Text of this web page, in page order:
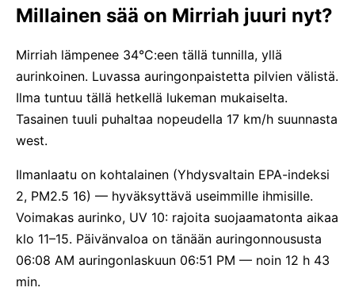
Millainen sää on Mirriah juuri nyt?
Mirriah lämpenee 34°C:een tällä tunnilla, yllä
aurinkoinen. Luvassa auringonpaistetta pilvien välistä.
Ilma tuntuu tällä hetkellä lukeman mukaiselta.
Tasainen tuuli puhaltaa nopeudella 17 km/h suunnasta
west.
Ilmanlaatu on kohtalainen (Yhdysvaltain EPA-indeksi
2, PM2.5 16) — hyväksyttävä useimmille ihmisille.
Voimakas aurinko, UV 10: rajoita suojaamatonta aikaa
klo 11–15. Päivänvaloa on tänään auringonnoususta
06:08 AM auringonlaskuun 06:51 PM — noin 12 h 43
min.